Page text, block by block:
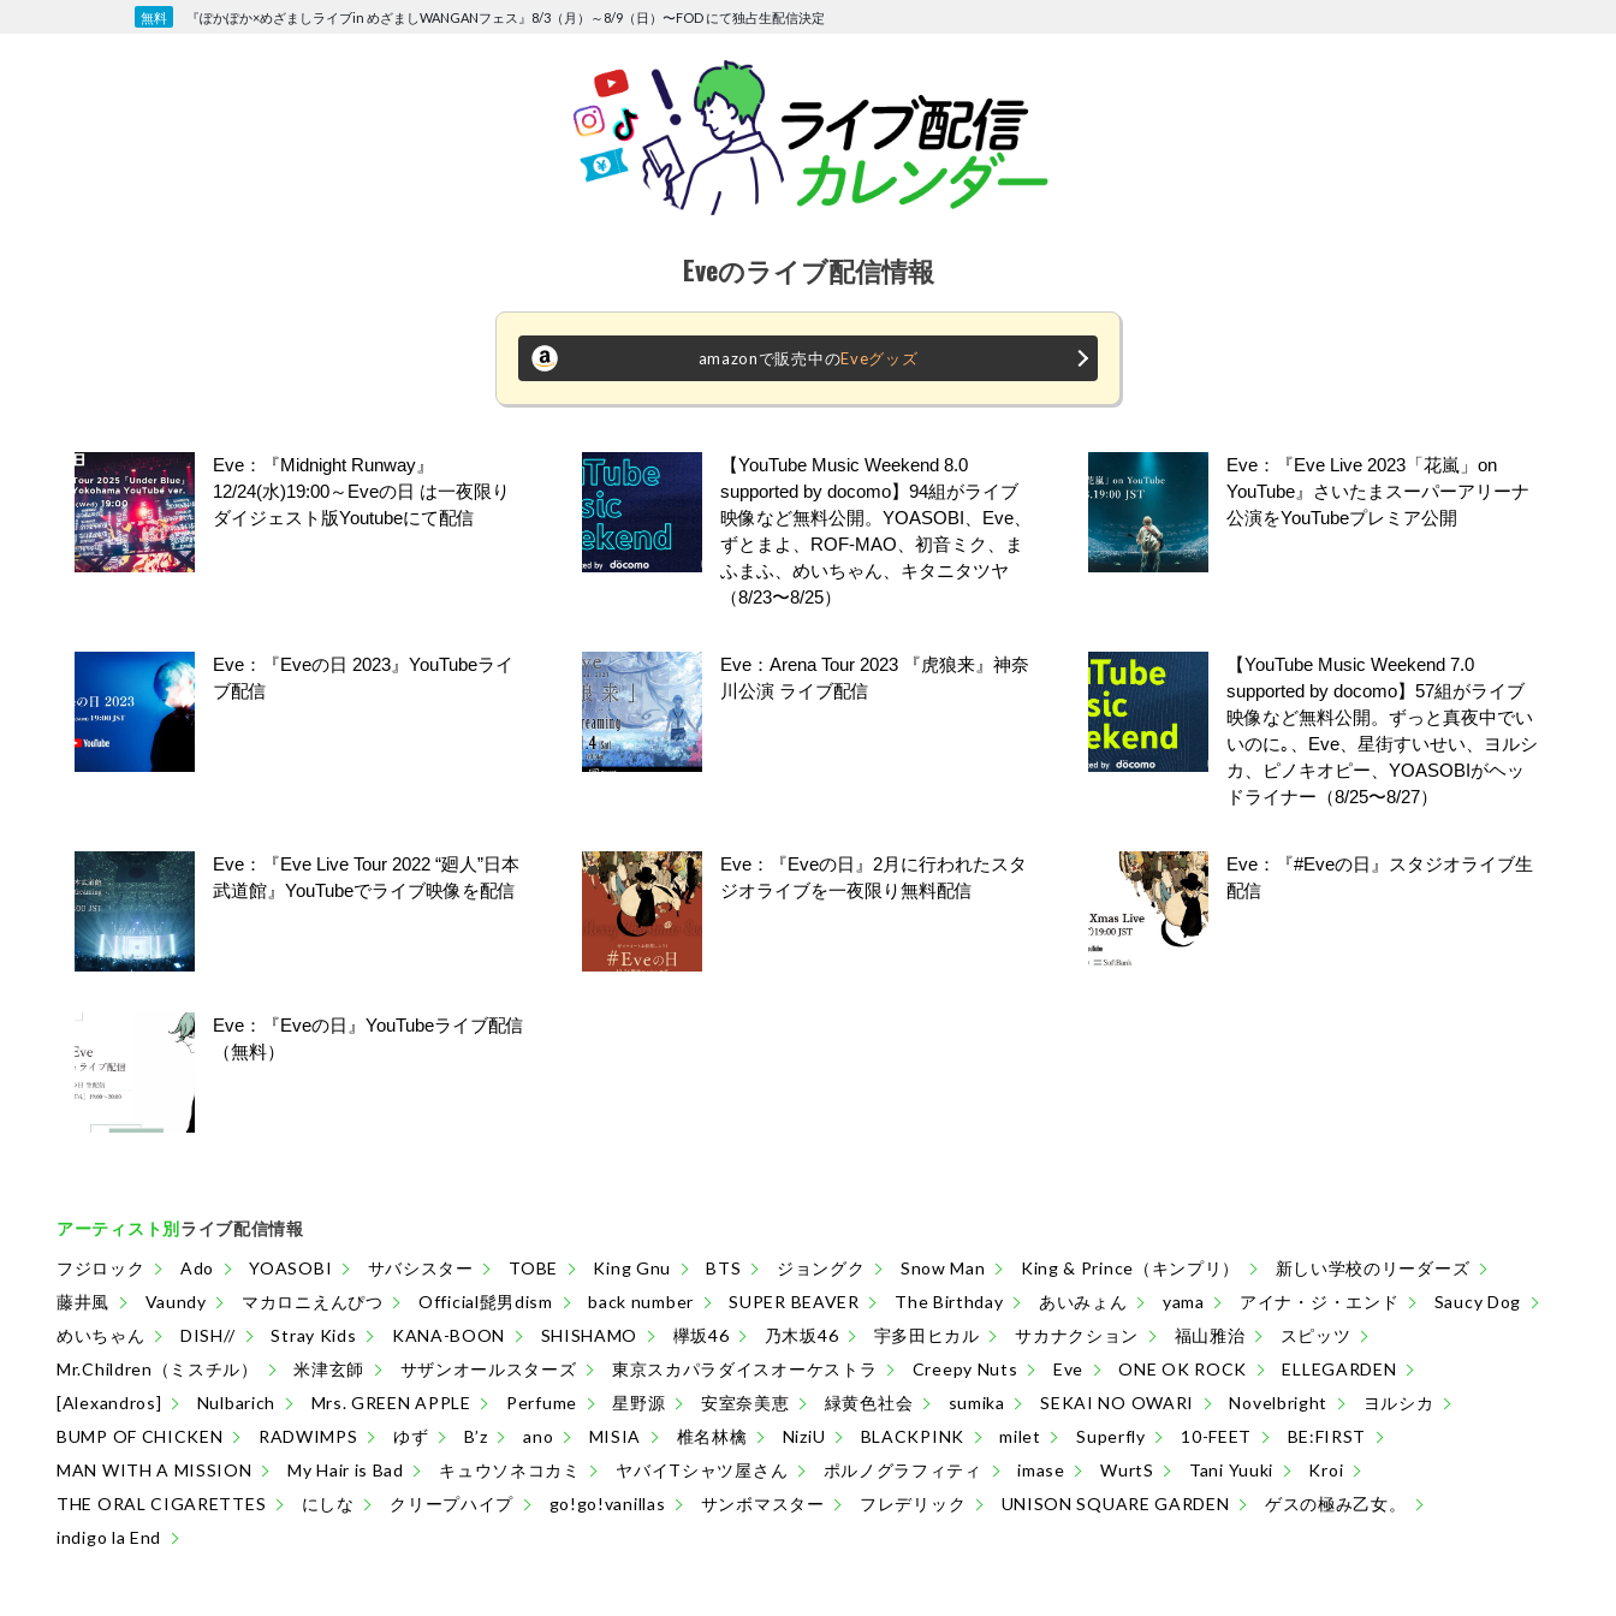
Eveのライブ配信情報
amazonで販売中のEveグッズ
Eve：『Midnight Runway』
12/24(水)19:00～Eveの日 は一夜限り
ダイジェスト版Youtubeにて配信
【YouTube Music Weekend 8.0
supported by docomo】94組がライブ
映像など無料公開。YOASOBI、Eve、
ずとまよ、ROF-MAO、初音ミク、ま
ふまふ、めいちゃん、キタニタツヤ
（8/23〜8/25）
Eve：『Eve Live 2023「花嵐」on
YouTube』さいたまスーパーアリーナ
公演をYouTubeプレミア公開
Eve：『Eveの日 2023』YouTubeライ
ブ配信
Eve：Arena Tour 2023 『虎狼来』神奈
川公演 ライブ配信
【YouTube Music Weekend 7.0
supported by docomo】57組がライブ
映像など無料公開。ずっと真夜中でい
いのに｡、Eve、星街すいせい、ヨルシ
カ、ピノキオピー、YOASOBIがヘッ
ドライナー（8/25〜8/27）
Eve：『Eve Live Tour 2022 “廻人”日本
武道館』YouTubeでライブ映像を配信
Eve：『Eveの日』2月に行われたスタ
ジオライブを一夜限り無料配信
Eve：『#Eveの日』スタジオライブ生
配信
Eve：『Eveの日』YouTubeライブ配信
（無料）
アーティスト別ライブ配信情報
フジロック Ado YOASOBI サバシスター TOBE King Gnu BTS ジョングク Snow Man King & Prince（キンプリ）
新しい学校のリーダーズ
藤井風
Vaundy マカロニえんぴつ Official髭男dism back number SUPER BEAVER The Birthday あいみょん yama アイナ・ジ・エンド
Saucy Dog
めいちゃん
DISH// Stray Kids KANA-BOON SHISHAMO 欅坂46 乃木坂46 宇多田ヒカル サカナクション 福山雅治
スピッツ
Mr.Children（ミスチル）
米津玄師 サザンオールスターズ 東京スカパラダイスオーケストラ Creepy Nuts Eve ONE OK ROCK
ELLEGARDEN
[Alexandros]
Nulbarich Mrs. GREEN APPLE Perfume 星野源 安室奈美恵 緑黄色社会 sumika SEKAI NO OWARI Novelbright
ヨルシカ
BUMP OF CHICKEN
RADWIMPS ゆず B’z ano MISIA 椎名林檎 NiziU BLACKPINK milet Superfly 10-FEET
BE:FIRST
MAN WITH A MISSION
My Hair is Bad キュウソネコカミ ヤバイTシャツ屋さん ポルノグラフィティ imase WurtS Tani Yuuki
Kroi
THE ORAL CIGARETTES
にしな クリープハイプ go!go!vanillas サンボマスター フレデリック UNISON SQUARE GARDEN
ゲスの極み乙女。
indigo la End
『ぽかぽか×めざましライブin めざましWANGANフェス』8/3（月）～8/9（日）〜FOD にて独占生配信決定